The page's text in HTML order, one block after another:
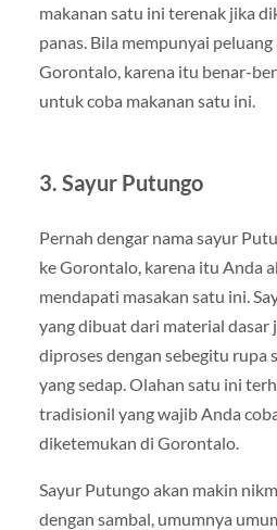
makanan satu ini terenak jika
panas. Bila mempunyai
Gorontalo, karena itu benar-
untuk coba makanan satu ini.
3. Sayur Putungo
Pernah dengar nama sayur
ke Gorontalo, karena itu Anda
mendapati masakan satu ini.
yang dibuat dari material dasar
diproses dengan sebegitu rupa
yang sedap. Olahan satu ini
tradisionil yang wajib Anda
diketemukan di Gorontalo.
Sayur Putungo akan makin
dengan sambal, umumnya